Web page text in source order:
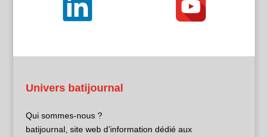
Univers batijournal
Qui sommes-nous ?
batijournal, site web d’information dédié aux